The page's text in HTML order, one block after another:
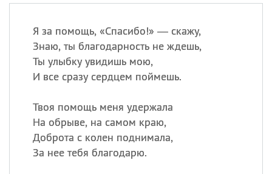
Я за помощь, «Спасибо!» — скажу,
Знаю, ты благодарность не ждешь,
Ты улыбку увидишь мою,
И все сразу сердцем поймешь.
Твоя помощь меня удержала
На обрыве, на самом краю,
Доброта с колен поднимала,
За нее тебя благодарю.